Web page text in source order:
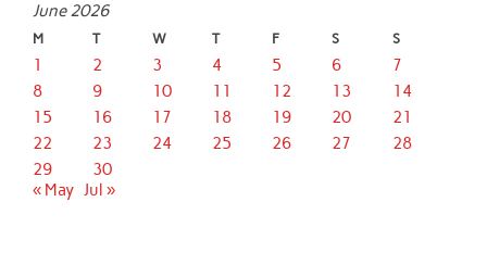
June 2026
M T W T F S S
1 2 3 4 5 6
7
8
9 10 11 12 13
14
15
16 17 18 19 20
21
22
23 24 25 26 27
28
29
30
« May Jul »